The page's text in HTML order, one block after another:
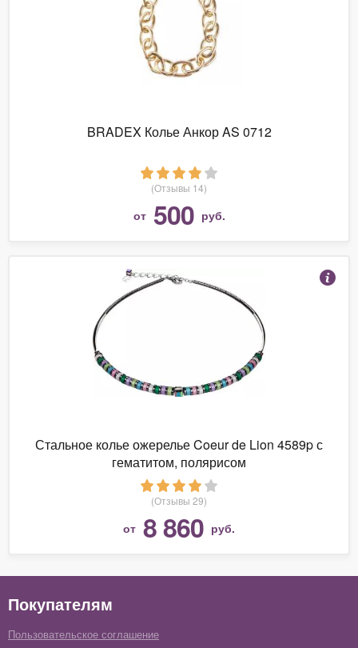
BRADEX Колье Анкор AS 0712
(Отзывы 14)
от 500 руб.
Стальное колье ожерелье Coeur de Lion 4589p с
гематитом, полярисом
(Отзывы 29)
от 8 860 руб.
Покупателям
Пользовательское соглашение